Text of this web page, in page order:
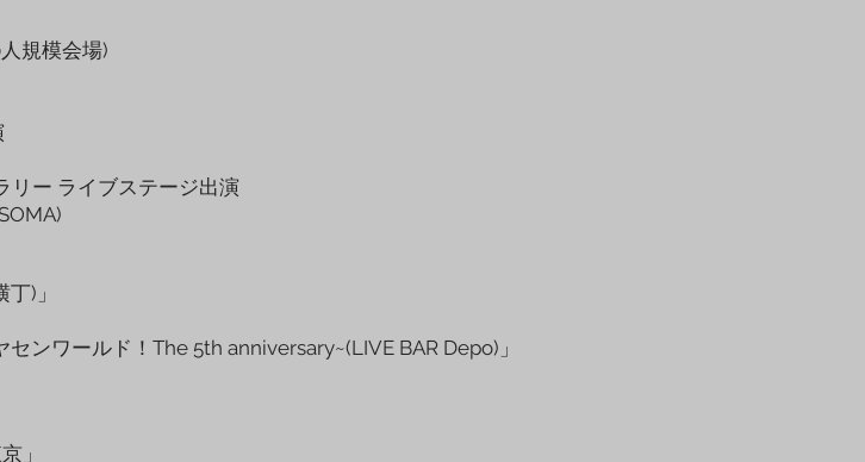
規模会場)
リー ライブステージ出演
)」
ンワールド！The 5th anniversary~(LIVE BAR Depo)」
」